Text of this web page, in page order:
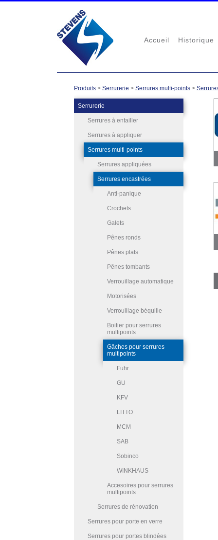
Accueil Historique
Produits > Serrurerie > Serrures multi-points >
Serrurerie
Serrures à entailler
Serrures à appliquer
Serrures multi-points
Serrures appliquées
Serrures encastrées
Anti-panique
Crochets
Galets
Pênes ronds
Pênes plats
Pênes tombants
Verrouillage automatique
Motorisées
Verrouillage béquille
Boitier pour serrures
multipoints
Gâches pour serrures
multipoints
Fuhr
GU
KFV
LITTO
MCM
SAB
Sobinco
WINKHAUS
Accesoires pour serrures
multipoints
Serrures de rénovation
Serrures pour porte en verre
Serrures pour portes blindées